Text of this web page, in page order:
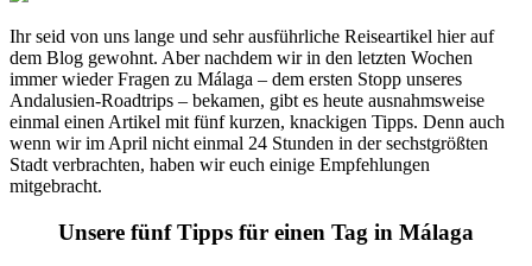
Ihr seid von uns lange und sehr ausführliche Reiseartikel hier auf
dem Blog gewohnt. Aber nachdem wir in den letzten Wochen
immer wieder Fragen zu Málaga – dem ersten Stopp unseres
Andalusien-Roadtrips – bekamen, gibt es heute ausnahmsweise
einmal einen Artikel mit fünf kurzen, knackigen Tipps. Denn auch
wenn wir im April nicht einmal 24 Stunden in der sechstgrößten
Stadt verbrachten, haben wir euch einige Empfehlungen
mitgebracht.
Unsere fünf Tipps für einen Tag in Málaga